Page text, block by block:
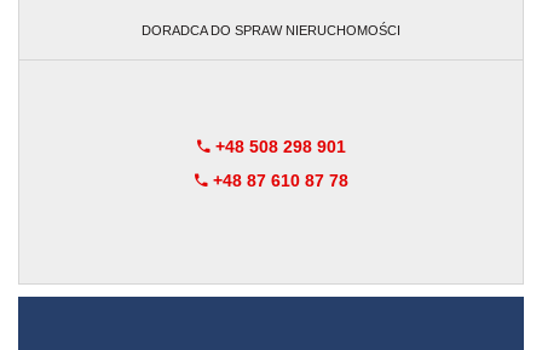
DORADCA DO SPRAW NIERUCHOMOŚCI
+48 508 298 901
+48 87 610 87 78